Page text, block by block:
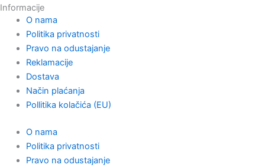
Informacije
O nama
Politika privatnosti
Pravo na odustajanje
Reklamacije
Dostava
Način plaćanja
Pollitika kolačića (EU)
O nama
Politika privatnosti
Pravo na odustajanje